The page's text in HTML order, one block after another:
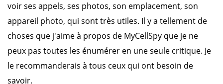
voir ses appels, ses photos, son emplacement, son
appareil photo, qui sont très utiles. Il y a tellement de
choses que j'aime à propos de MyCellSpy que je ne
peux pas toutes les énumérer en une seule critique. Je
le recommanderais à tous ceux qui ont besoin de
savoir.